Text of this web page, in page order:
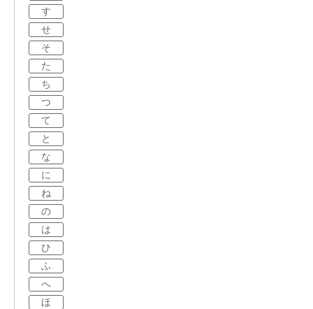
す
せ
そ
た
ち
つ
て
と
な
に
ね
の
は
ひ
ふ
へ
ほ